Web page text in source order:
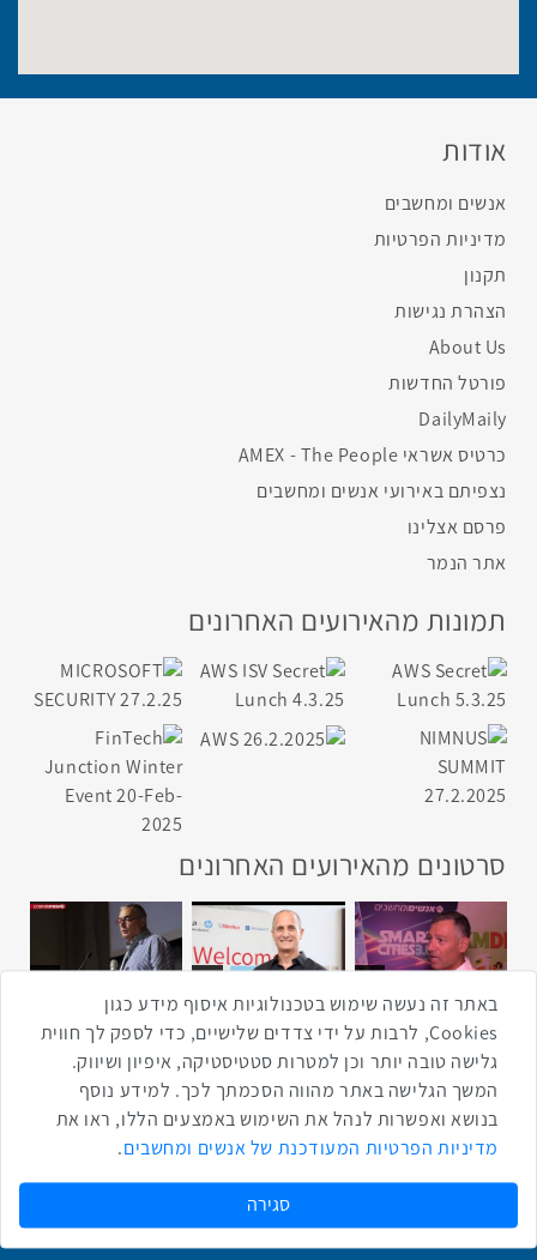
אודות
אנשים ומחשבים
מדיניות הפרטיות
תקנון
הצהרת נגישות
About Us
פורטל החדשות
DailyMaily
כרטיס אשראי AMEX - The People
נצפיתם באירועי אנשים ומחשבים
פרסם אצלינו
אתר הנמר
תמונות מהאירועים האחרונים
סרטונים מהאירועים האחרונים
4:00
2:33
1:43
3:52
1:14
שתפו ברשת
שתף בלינקדאין
שתף בווטסאפ
שתף בטלגרם
באתר זה נעשה שימוש בטכנולוגיות איסוף מידע כגון
Cookies, לרבות על ידי צדדים שלישיים, כדי לספק לך חווית
גלישה טובה יותר וכן למטרות סטטיסטיקה, איפיון ושיווק.
המשך הגלישה באתר מהווה הסכמתך לכך. למידע נוסף
בנושא ואפשרות לנהל את השימוש באמצעים הללו, ראו את
מדיניות הפרטיות המעודכנת של אנשים ומחשבים.
סגירה